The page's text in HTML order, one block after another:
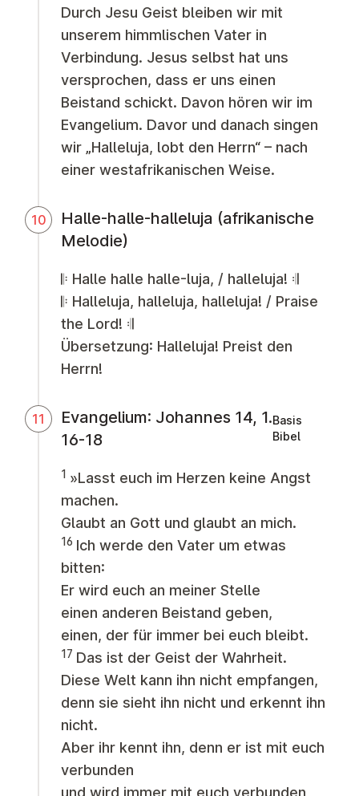
Durch Jesu Geist bleiben wir mit
unserem himmlischen Vater in
Verbindung. Jesus selbst hat uns
versprochen, dass er uns einen
Beistand schickt. Davon hören wir im
Evangelium. Davor und danach singen
wir „Halleluja, lobt den Herrn“ – nach
einer westafrikanischen Weise.
10
Halle-halle-halleluja (afrikanische
Melodie)
𝄆 Halle halle halle-luja, / halleluja! 𝄇
𝄆 Halleluja, halleluja, halleluja! / Praise
the Lord! 𝄇
Übersetzung: Halleluja! Preist den
Herrn!
11
Evangelium: Johannes 14, 1.
16-18
Basis
Bibel
1 »Lasst euch im Herzen keine Angst
machen.
Glaubt an Gott und glaubt an mich.
16 Ich werde den Vater um etwas
bitten:
Er wird euch an meiner Stelle
einen anderen Beistand geben,
einen, der für immer bei euch bleibt.
17 Das ist der Geist der Wahrheit.
Diese Welt kann ihn nicht empfangen,
denn sie sieht ihn nicht und erkennt ihn
nicht.
Aber ihr kennt ihn, denn er ist mit euch
verbunden